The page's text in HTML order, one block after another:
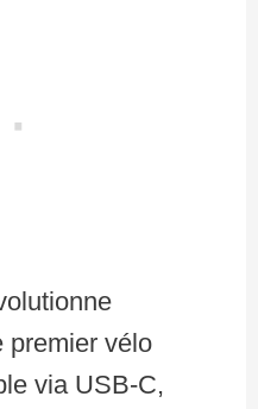
premier vélo
via USB-C,